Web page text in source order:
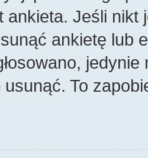
ankieta. Jeśli nikt
ankietę lub
To